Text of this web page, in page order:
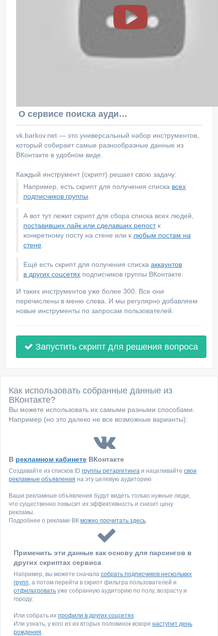
О сервисе поиска аудитории ВКонтакте
vk.barkov.net — это универсальный набор инструментов,
который собирает самые разнообразные данные из
ВКонтакте в удобном виде.
Каждый инструмент (скрипт) решает свою задачу:
Например, есть скрипт для получения списка всех
подписчиков группы
А вот тут лежит скрипт для сбора списка всех людей,
поставивших лайк или сделавших репостк
конкретному посту на стене или к любым постам на
стене
Ещё есть скрипт для получения списка аккаунтов
в других соцсетях подписчиков группы ВКонтакте.
И таких инструментов уже более 300. Все они
перечислены в меню слева. И мы регулярно добавляем
новые инструменты по запросам пользователей.
Запустить скрипт для решения вопроса
Как использовать собранные данные из
ВКонтакте?
Вы можете использовать их самыми разными способами.
Например (но это далеко не все возможные варианты):
В рекламном кабинете ВКонтакте
Создавайте из списков ID группы ретаргетинга и нацеливайте свои
рекламные объявления на эту целевую аудиторию
Ваши рекламные объявления будут видеть только нужные люди,
что существенно повысит их эффективность и снизит цену
рекламы.
Подробнее о рекламе ВК можно прочитать здесь.
Применить эти данные как основу для парсингов в
других скриптах сервиса
Например, вы можете сначала собрать подписчиков нескольких
групп, а потом перейти в скрипт фильтра пользователей и
отфильтровать уже собранную аудиторию по полу, возрасту и
городу.
Или собрать их профили в других соцсетях.
Или узнать, у кого из их вторых половинок вскоре наступит день
рождения.